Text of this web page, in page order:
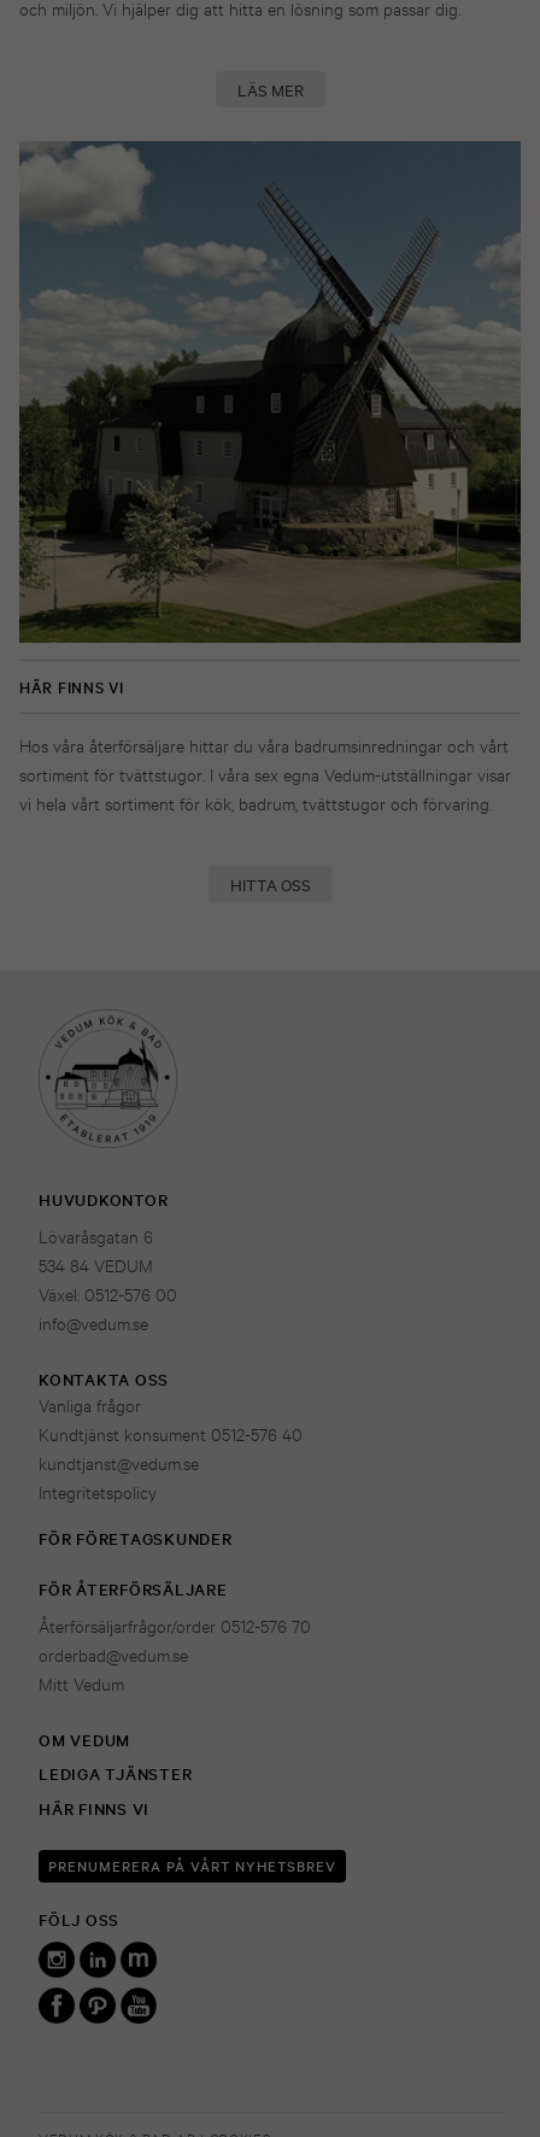
och miljön. Vi hjälper dig att hitta en lösning som passar dig.
LÄS MER
HÄR FINNS VI
Hos våra återförsäljare hittar du våra badrumsinredningar och vårt
sortiment för tvättstugor. I våra sex egna Vedum-utställningar visar
vi hela vårt sortiment för kök, badrum, tvättstugor och förvaring.
HITTA OSS
HUVUDKONTOR
Lövaråsgatan 6
534 84 VEDUM
Växel: 0512-576 00
info@vedum.se
KONTAKTA OSS
Vanliga frågor
Kundtjänst konsument 0512-576 40
kundtjanst@vedum.se
Integritetspolicy
FÖR FÖRETAGSKUNDER
FÖR ÅTERFÖRSÄLJARE
Återförsäljarfrågor/order 0512-576 70
orderbad@vedum.se
Mitt Vedum
OM VEDUM
LEDIGA TJÄNSTER
HÄR FINNS VI
PRENUMERERA PÅ VÅRT NYHETSBREV
FÖLJ OSS